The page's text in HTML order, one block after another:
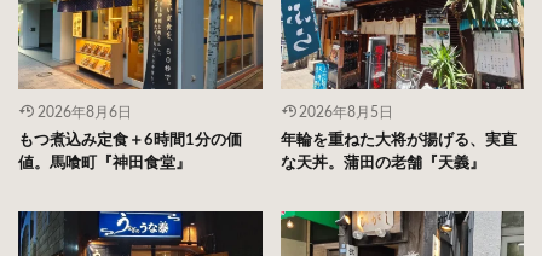
2026年8月6日
もつ煮込み定食＋6時間1分の価
値。馬喰町『神田食堂』
2026年8月5日
年輪を重ねた大将が揚げる、実直
な天丼。蒲田の老舗『天義』